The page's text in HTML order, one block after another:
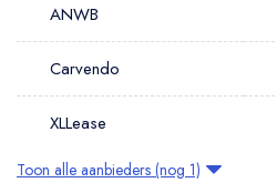
ANWB
Carvendo
XLLease
Toon alle aanbieders (nog 1)